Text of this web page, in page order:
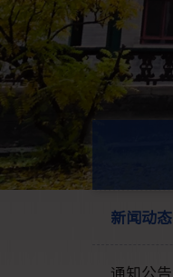
新闻动态
通知公告